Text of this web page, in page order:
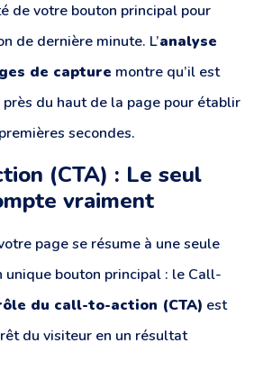
de votre bouton principal pour
de dernière minute. L’analyse
de capture montre qu’il est
près du haut de la page pour établir
secondes.
(CTA) : Le seul
vraiment
page se résume à une seule
unique bouton principal : le Call-
du call-to-action (CTA) est
du visiteur en un résultat